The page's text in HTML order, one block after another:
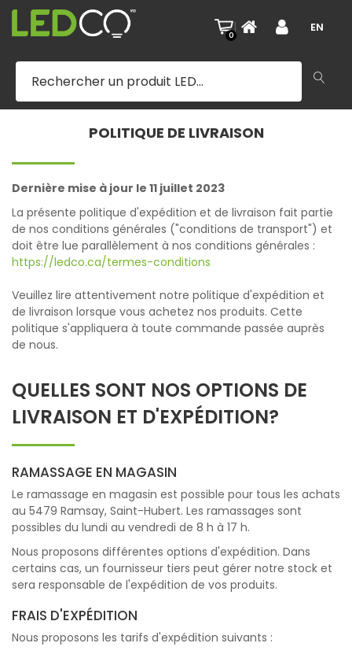
0
| EN
POLITIQUE DE LIVRAISON
Dernière mise à jour le 11 juillet 2023
La présente politique d'expédition et de livraison fait partie
de nos conditions générales ("conditions de transport") et
doit être lue parallèlement à nos conditions générales :
https://ledco.ca/termes-conditions
Veuillez lire attentivement notre politique d'expédition et
de livraison lorsque vous achetez nos produits. Cette
politique s'appliquera à toute commande passée auprès
de nous.
QUELLES SONT NOS OPTIONS DE
LIVRAISON ET D'EXPÉDITION?
RAMASSAGE EN MAGASIN
Le ramassage en magasin est possible pour tous les achats
au 5479 Ramsay, Saint-Hubert. Les ramassages sont
possibles du lundi au vendredi de 8 h à 17 h.
Nous proposons différentes options d'expédition. Dans
certains cas, un fournisseur tiers peut gérer notre stock et
sera responsable de l'expédition de vos produits.
FRAIS D'EXPÉDITION
Nous proposons les tarifs d'expédition suivants :